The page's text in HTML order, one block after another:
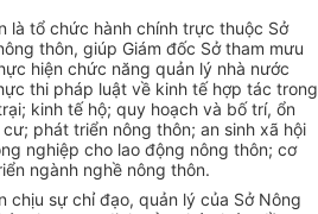
là tổ chức hành chính trực thuộc Sở
thôn, giúp Giám đốc Sở tham mưu
hiện chức năng quản lý nhà nước
thi pháp luật về kinh tế hợp tác trong
kinh tế hộ; quy hoạch và bố trí, ổn
phát triển nông thôn; an sinh xã hội
nghiệp cho lao động nông thôn; cơ
ngành nghề nông thôn.
chịu sự chỉ đạo, quản lý của Sở Nông